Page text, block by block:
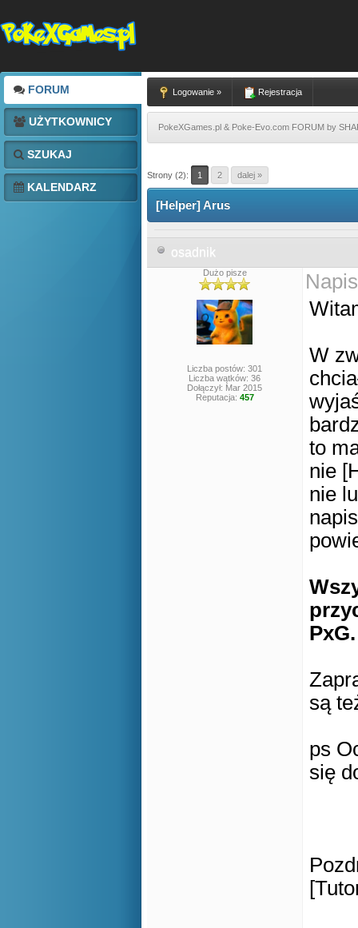
FORUM
UŻYTKOWNICY
SZUKAJ
KALENDARZ
Logowanie » Rejestracja
PokeXGames.pl & Poke-Evo.com FORUM by
Strony (2): 1 2 dalej »
[Helper] Arus
osadnik
Dużo pisze
Liczba postów: 301
Liczba wątków: 36
Dołączył: Mar 2015
Reputacja: 457
W
to
nie
nie
PxG.
są
ps
się